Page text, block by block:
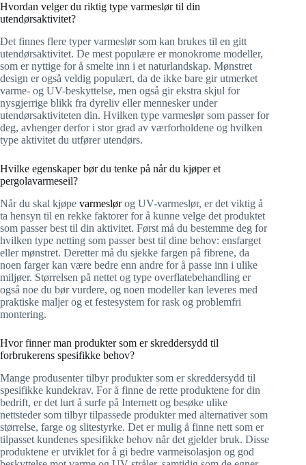
Hvordan velger du riktig type varmeslør til din
utendørsaktivitet?
Det finnes flere typer varmeslør som kan brukes til en gitt
utendørsaktivitet. De mest populære er monokrome modeller,
som er nyttige for å smelte inn i et naturlandskap. Mønstret
design er også veldig populært, da de ikke bare gir utmerket
varme- og UV-beskyttelse, men også gir ekstra skjul for
nysgjerrige blikk fra dyreliv eller mennesker under
utendørsaktiviteten din. Hvilken type varmeslør som passer for
deg, avhenger derfor i stor grad av værforholdene og hvilken
type aktivitet du utfører utendørs.
Hvilke egenskaper bør du tenke på når du kjøper et
pergolavarmeseil?
Når du skal kjøpe varmeslørog UV-varmeslør, er det viktig å
ta hensyn til en rekke faktorer for å kunne velge det produktet
som passer best til din aktivitet. Først må du bestemme deg for
hvilken type netting som passer best til dine behov: ensfarget
eller mønstret. Deretter må du sjekke fargen på fibrene, da
noen farger kan være bedre enn andre for å passe inn i ulike
miljøer. Størrelsen på nettet og type overflatebehandling er
også noe du bør vurdere, og noen modeller kan leveres med
praktiske maljer og et festesystem for rask og problemfri
montering.
Hvor finner man produkter som er skreddersydd til
forbrukerens spesifikke behov?
Mange produsenter tilbyr produkter som er skreddersydd til
spesifikke kundekrav. For å finne de rette produktene for din
bedrift, er det lurt å surfe på Internett og besøke ulike
nettsteder som tilbyr tilpassede produkter med alternativer som
størrelse, farge og slitestyrke. Det er mulig å finne nett som er
tilpasset kundenes spesifikke behov når det gjelder bruk. Disse
produktene er utviklet for å gi bedre varmeisolasjon og god